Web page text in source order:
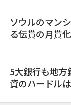
ソウルのマン
る伝貰の月貰
5大銀行も地
資のハードル